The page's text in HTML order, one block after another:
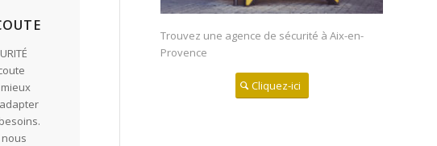
Trouvez une agence de sécurité à Aix-en-
Provence
Cliquez-ici